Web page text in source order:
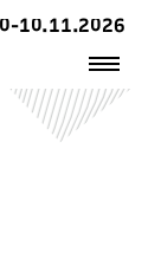
10.11.2026